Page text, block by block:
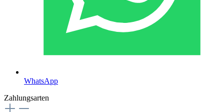
WhatsApp
Zahlungsarten